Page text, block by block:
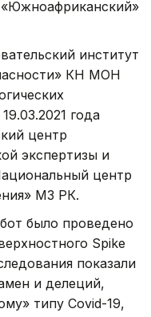
«Южноафриканский»
институт
КН МОН
года
центр
экспертизы и
центр
МЗ РК.
было проведено
Spike
показали
и делеций,
типу Covid-19,